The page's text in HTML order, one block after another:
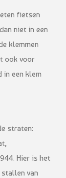
fietsen
niet in een
klemmen
ook voor
in een klem
straten:
Hier is het
van